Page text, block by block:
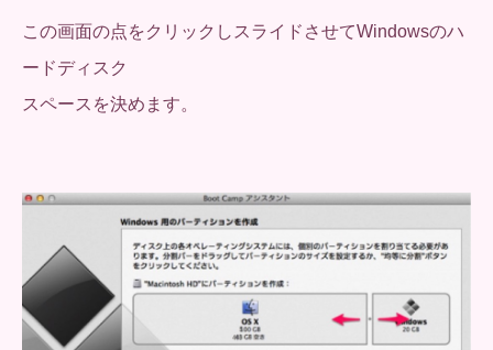
この画面の点をクリックしスライドさせてWindowsのハ
ードディスク
スペースを決めます。